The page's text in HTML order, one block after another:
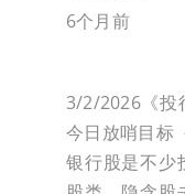
6个月前
3/2/2026《投
今日放哨目标
银行股是不少